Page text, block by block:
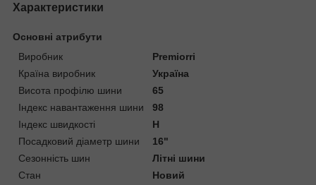
Характеристики
Основні атрибути
Виробник
Premiorri
Країна виробник
Україна
Висота профілю шини
65
Індекс навантаження шини
98
Індекс швидкості
H
Посадковий діаметр шини
16"
Сезонність шин
Літні шини
Стан
Новий